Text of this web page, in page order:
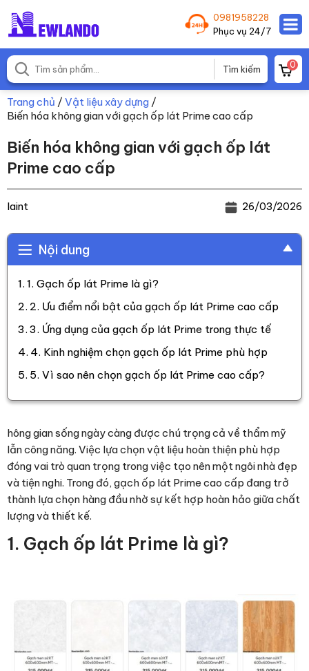
0981958228
Phục vụ 24/7
0
Trang chủ / Vật liệu xây dựng /
Biến hóa không gian với gạch ốp lát Prime cao cấp
Biến hóa không gian với gạch ốp lát
Prime cao cấp
laint 26/03/2026
Nội dung
1. Gạch ốp lát Prime là gì?
2. Ưu điểm nổi bật của gạch ốp lát Prime cao cấp
3. Ứng dụng của gạch ốp lát Prime trong thực tế
4. Kinh nghiệm chọn gạch ốp lát Prime phù hợp
5. Vì sao nên chọn gạch ốp lát Prime cao cấp?
hông gian sống ngày càng được chú trọng cả về thẩm mỹ
lẫn công năng. Việc lựa chọn vật liệu hoàn thiện phù hợp
đóng vai trò quan trọng trong việc tạo nên một ngôi nhà đẹp
và tiện nghi. Trong đó, gạch ốp lát Prime cao cấp đang trở
thành lựa chọn hàng đầu nhờ sự kết hợp hoàn hảo giữa chất
lượng và thiết kế.
1. Gạch ốp lát Prime là gì?